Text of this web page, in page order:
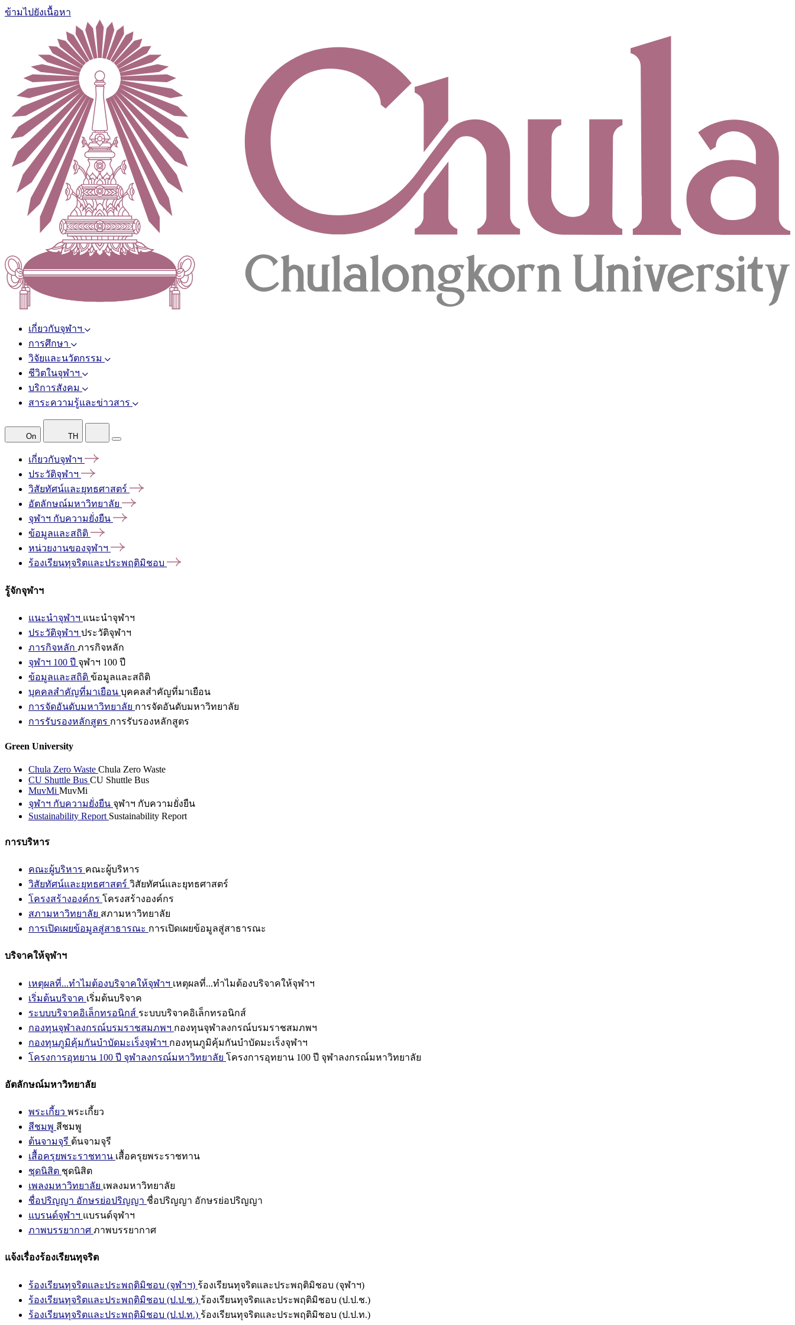
ข้ามไปยังเนื้อหา
เกี่ยวกับจุฬาฯ
การศึกษา
วิจัยและนวัตกรรม
ชีวิตในจุฬาฯ
บริการสังคม
สาระความรู้และข่าวสาร
On TH
เกี่ยวกับจุฬาฯ
ประวัติจุฬาฯ
วิสัยทัศน์และยุทธศาสตร์
อัตลักษณ์มหาวิทยาลัย
จุฬาฯ กับความยั่งยืน
ข้อมูลและสถิติ
หน่วยงานของจุฬาฯ
ร้องเรียนทุจริตและประพฤติมิชอบ
รู้จักจุฬาฯ
แนะนำจุฬาฯ แนะนำจุฬาฯ
ประวัติจุฬาฯ ประวัติจุฬาฯ
ภารกิจหลัก ภารกิจหลัก
จุฬาฯ 100 ปี จุฬาฯ 100 ปี
ข้อมูลและสถิติ ข้อมูลและสถิติ
บุคคลสำคัญที่มาเยือน บุคคลสำคัญที่มาเยือน
การจัดอันดับมหาวิทยาลัย การจัดอันดับมหาวิทยาลัย
การรับรองหลักสูตร การรับรองหลักสูตร
Green University
Chula Zero Waste Chula Zero Waste
CU Shuttle Bus CU Shuttle Bus
MuvMi MuvMi
จุฬาฯ กับความยั่งยืน จุฬาฯ กับความยั่งยืน
Sustainability Report Sustainability Report
การบริหาร
คณะผู้บริหาร คณะผู้บริหาร
วิสัยทัศน์และยุทธศาสตร์ วิสัยทัศน์และยุทธศาสตร์
โครงสร้างองค์กร โครงสร้างองค์กร
สภามหาวิทยาลัย สภามหาวิทยาลัย
การเปิดเผยข้อมูลสู่สาธารณะ การเปิดเผยข้อมูลสู่สาธารณะ
บริจาคให้จุฬาฯ
เหตุผลที่...ทำไมต้องบริจาคให้จุฬาฯ เหตุผลที่...ทำไมต้องบริจาคให้จุฬาฯ
เริ่มต้นบริจาค เริ่มต้นบริจาค
ระบบบริจาคอิเล็กทรอนิกส์ ระบบบริจาคอิเล็กทรอนิกส์
กองทุนจุฬาลงกรณ์บรมราชสมภพฯ กองทุนจุฬาลงกรณ์บรมราชสมภพฯ
กองทุนภูมิคุ้มกันบำบัดมะเร็งจุฬาฯ กองทุนภูมิคุ้มกันบำบัดมะเร็งจุฬาฯ
โครงการอุทยาน 100 ปี จุฬาลงกรณ์มหาวิทยาลัย โครงการอุทยาน 100 ปี จุฬาลงกรณ์มหาวิทยาลัย
อัตลักษณ์มหาวิทยาลัย
พระเกี้ยว พระเกี้ยว
สีชมพู สีชมพู
ต้นจามจุรี ต้นจามจุรี
เสื้อครุยพระราชทาน เสื้อครุยพระราชทาน
ชุดนิสิต ชุดนิสิต
เพลงมหาวิทยาลัย เพลงมหาวิทยาลัย
ชื่อปริญญา อักษรย่อปริญญา ชื่อปริญญา อักษรย่อปริญญา
แบรนด์จุฬาฯ แบรนด์จุฬาฯ
ภาพบรรยากาศ ภาพบรรยากาศ
แจ้งเรื่องร้องเรียนทุจริต
ร้องเรียนทุจริตและประพฤติมิชอบ (จุฬาฯ) ร้องเรียนทุจริตและประพฤติมิชอบ (จุฬาฯ)
ร้องเรียนทุจริตและประพฤติมิชอบ (ป.ป.ช.) ร้องเรียนทุจริตและประพฤติมิชอบ (ป.ป.ช.)
ร้องเรียนทุจริตและประพฤติมิชอบ (ป.ป.ท.) ร้องเรียนทุจริตและประพฤติมิชอบ (ป.ป.ท.)